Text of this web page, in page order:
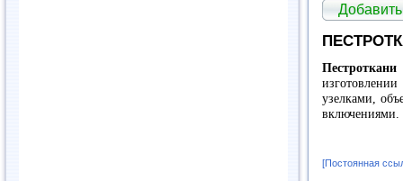
Пестроткани
узелками,
включениями.
[Постоянная